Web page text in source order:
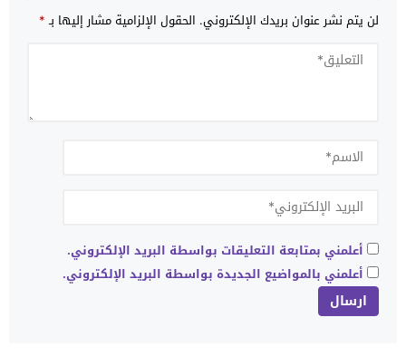
لن يتم نشر عنوان بريدك الإلكتروني. الحقول الإلزامية مشار إليها بـ*
أعلمني بمتابعة التعليقات بواسطة البريد الإلكتروني.
أعلمني بالمواضيع الجديدة بواسطة البريد الإلكتروني.